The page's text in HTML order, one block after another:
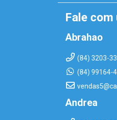
Fale
Abrahao
(84) 3203-
(84) 99164-
Andrea